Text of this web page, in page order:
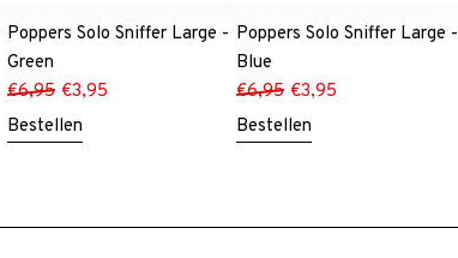
Poppers Solo Sniffer Large -
Green
€6,95 €3,95
Bestellen
Poppers Solo Sniffer Large -
Blue
€6,95 €3,95
Bestellen